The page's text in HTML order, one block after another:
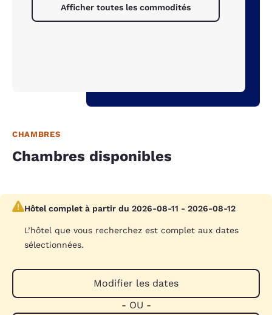
Afficher toutes les commodités
CHAMBRES
Chambres disponibles
Hôtel complet à partir du 2026-08-11 - 2026-08-12
L’hôtel que vous recherchez est complet aux dates
sélectionnées.
Modifier les dates
- OU -